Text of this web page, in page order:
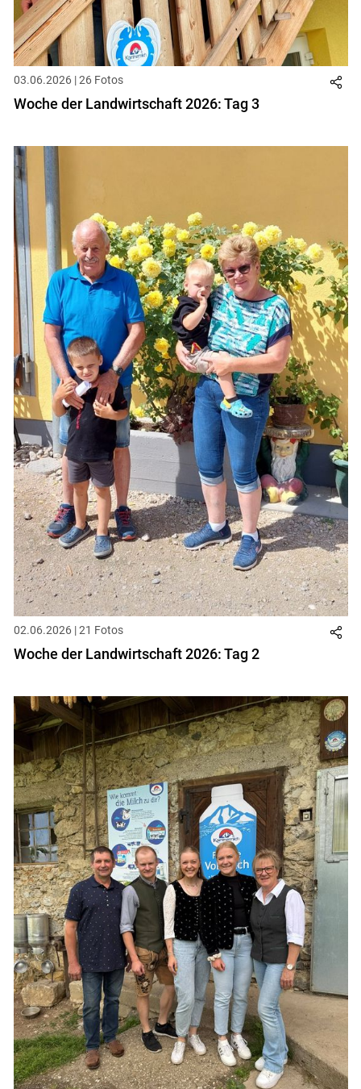
03.06.2026 | 26 Fotos
Woche der Landwirtschaft 2026: Tag 3
02.06.2026 | 21 Fotos
Woche der Landwirtschaft 2026: Tag 2